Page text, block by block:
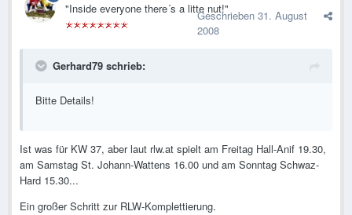
"Inside everyone there´s a litte nut!"
Geschrieben 31. August
2008
Gerhard79 schrieb:
Bitte Details!
Ist was für KW 37, aber laut rlw.at spielt am Freitag Hall-Anif 19.30,
am Samstag St. Johann-Wattens 16.00 und am Sonntag Schwaz-
Hard 15.30...
Ein großer Schritt zur RLW-Komplettierung.